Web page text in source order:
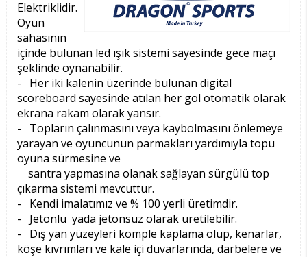
Elektriklidir.
Oyun
sahasının
içinde bulunan led ışık sistemi sayesinde gece maçı
şeklinde oynanabilir.
- Her iki kalenin üzerinde bulunan digital
scoreboard sayesinde atılan her gol otomatik olarak
ekrana rakam olarak yansır.
- Topların çalınmasını veya kaybolmasını önlemeye
yarayan ve oyuncunun parmakları yardımıyla topu
oyuna sürmesine ve
santra yapmasına olanak sağlayan sürgülü top
çıkarma sistemi mevcuttur.
- Kendi imalatımız ve % 100 yerli üretimdir.
- Jetonlu yada jetonsuz olarak üretilebilir.
- Dış yan yüzeyleri komple kaplama olup, kenarlar,
köşe kıvrımları ve kale içi duvarlarında, darbelere ve